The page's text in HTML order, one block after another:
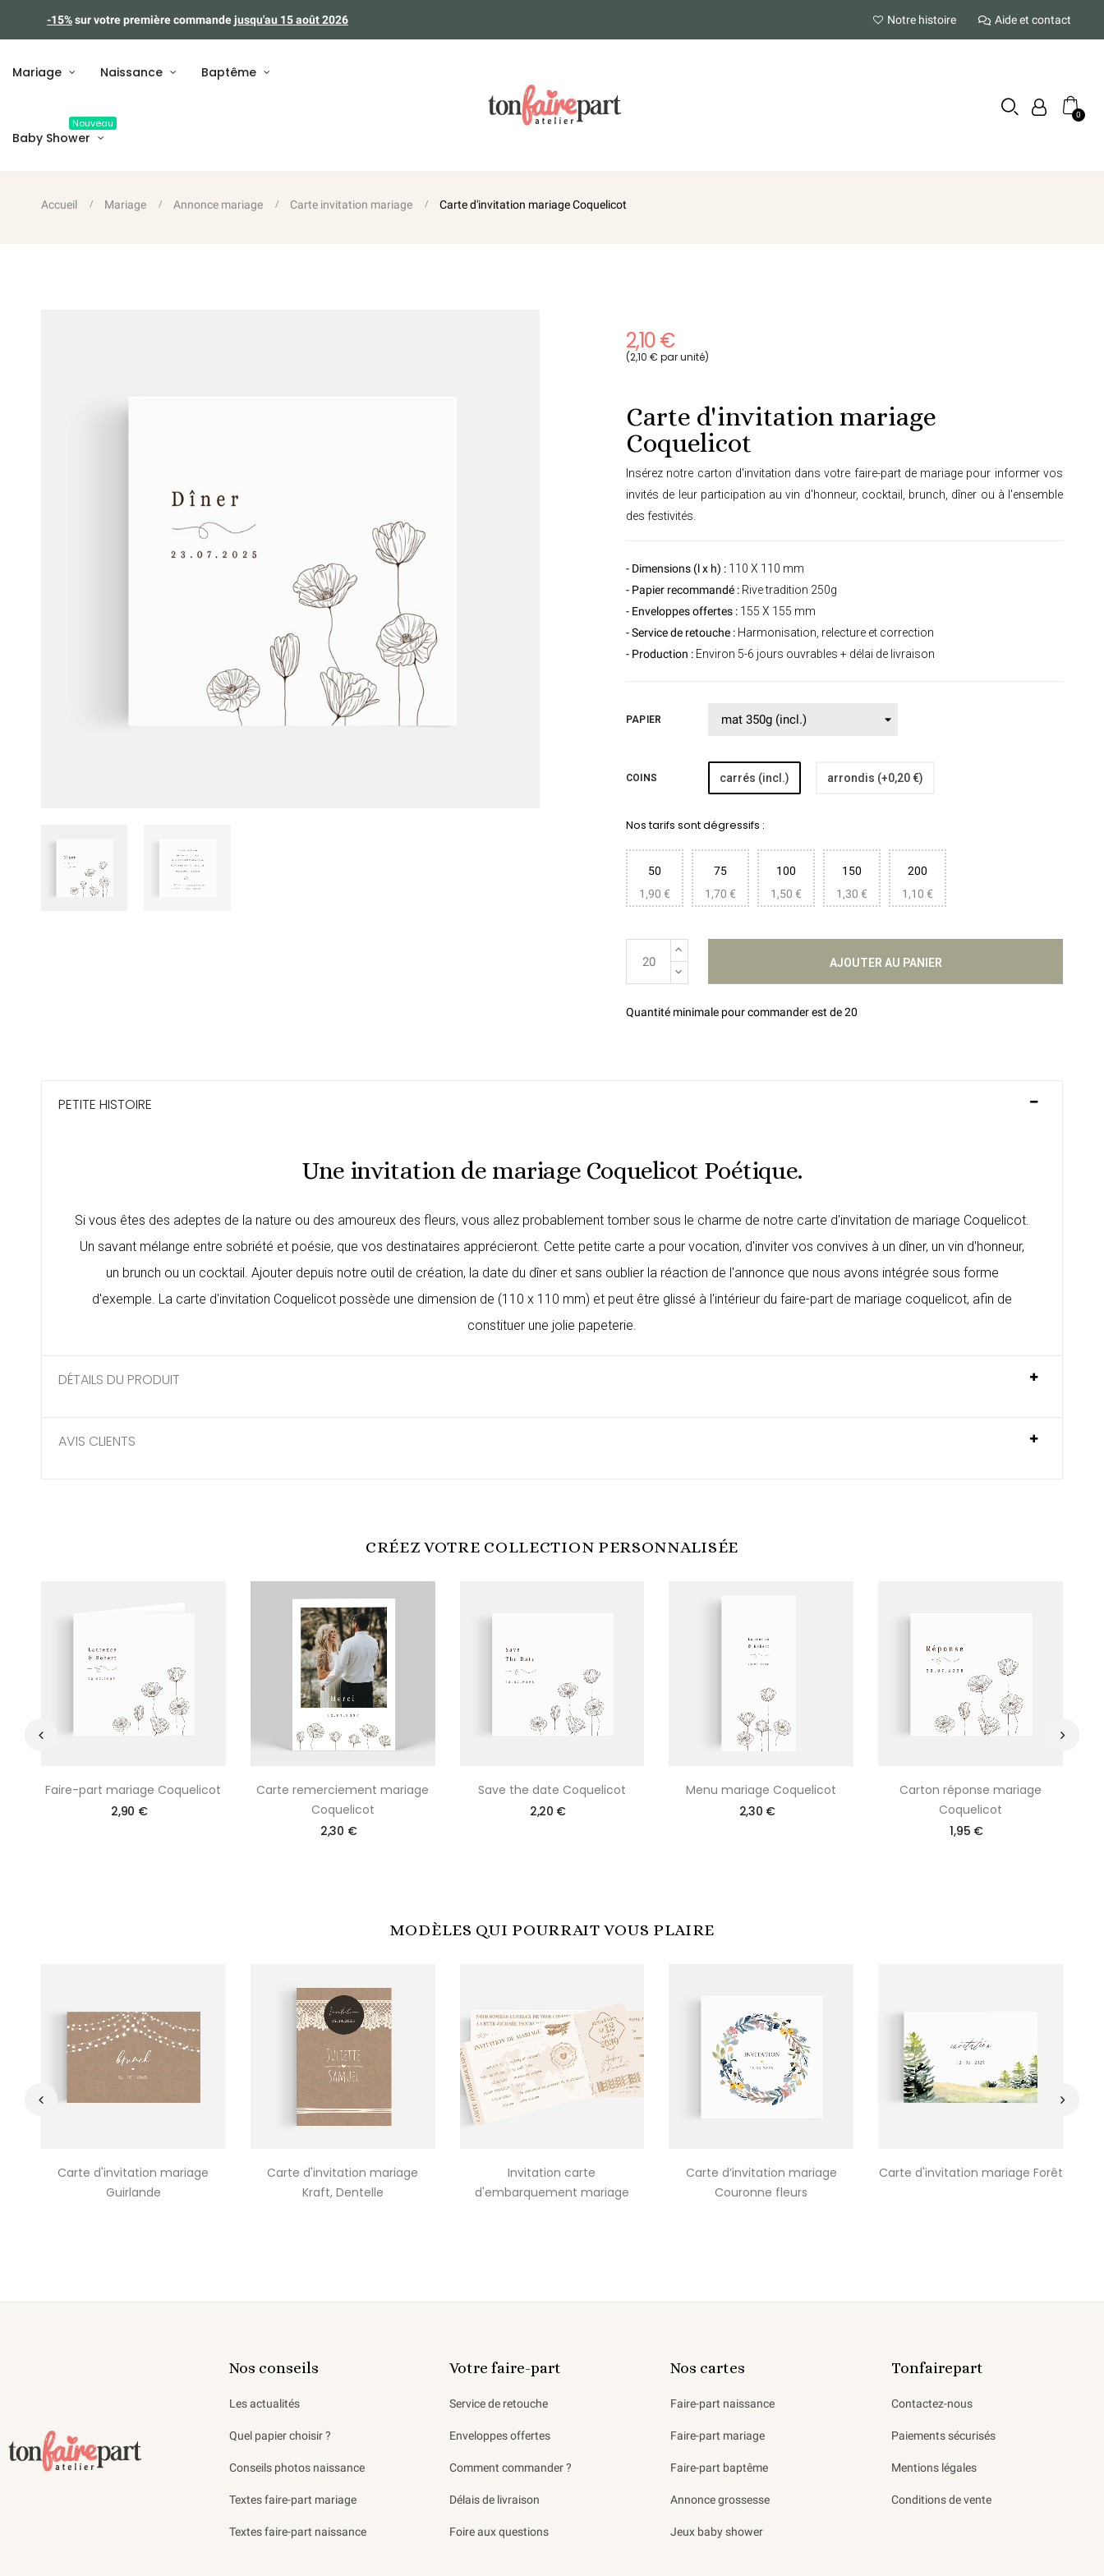
-15%sur votre première commandejusqu'au 15 août 2026 Notre histoire Aide et contact
Mariage Naissance Baptême
Baby Shower
Nouveau
Accueil Mariage Annonce mariage Carte invitation mariage Carte d'invitation mariage Coquelicot
2,10 €
(2,10 € par unité)
Carte d'invitation mariage
Coquelicot
Insérez notre carton d'invitation dans votre faire-part de mariage pour informer vos
invités de leur participation au vin d'honneur, cocktail, brunch, dîner ou à l'ensemble
des festivités.
- Dimensions (l x h) : 110 X 110 mm
- Papier recommandé : Rive tradition 250g
- Enveloppes offertes : 155 X 155 mm
- Service de retouche : Harmonisation, relecture et correction
- Production : Environ 5-6 jours ouvrables + délai de livraison
PAPIER
COINS carrés (incl.) arrondis (+0,20 €)
Nos tarifs sont dégressifs :
50
1,90 €
75
1,70 €
100
1,50 €
150
1,30 €
200
1,10 €
AJOUTER AU PANIER
Quantité minimale pour commander est de 20
PETITE HISTOIRE
Une invitation de mariage Coquelicot Poétique.
Si vous êtes des adeptes de la nature ou des amoureux des fleurs, vous allez probablement tomber sous le charme de notre carte d'invitation de mariage Coquelicot.
Un savant mélange entre sobriété et poésie, que vos destinataires apprécieront. Cette petite carte a pour vocation, d'inviter vos convives à un dîner, un vin d'honneur,
un brunch ou un cocktail. Ajouter depuis notre outil de création, la date du dîner et sans oublier la réaction de l'annonce que nous avons intégrée sous forme
d'exemple. La carte d'invitation Coquelicot possède une dimension de (110 x 110 mm) et peut être glissé à l'intérieur du faire-part de mariage coquelicot, afin de
constituer une jolie papeterie.
DÉTAILS DU PRODUIT
AVIS CLIENTS
CRÉEZ VOTRE COLLECTION PERSONNALISÉE
Faire-part mariage Coquelicot
2,90 €
Carte remerciement mariage
Coquelicot
2,30 €
Save the date Coquelicot
2,20 €
Menu mariage Coquelicot
2,30 €
Carton réponse mariage
Coquelicot
1,95 €
MODÈLES QUI POURRAIT VOUS PLAIRE
Carte d'invitation mariage
Guirlande
Carte d'invitation mariage
Kraft, Dentelle
Invitation carte
d'embarquement mariage
Carte d’invitation mariage
Couronne fleurs
Carte d'invitation mariage Forêt
Nos conseils
Les actualités
Quel papier choisir ?
Conseils photos naissance
Textes faire-part mariage
Textes faire-part naissance
Votre faire-part
Service de retouche
Enveloppes offertes
Comment commander ?
Délais de livraison
Foire aux questions
Nos cartes
Faire-part naissance
Faire-part mariage
Faire-part baptême
Annonce grossesse
Jeux baby shower
Tonfairepart
Contactez-nous
Paiements sécurisés
Mentions légales
Conditions de vente